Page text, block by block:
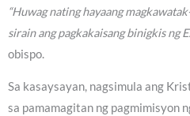
“Huwag nating hayaang
sirain ang pagkakaisang binigkis ng
obispo.
Sa kasaysayan, nagsimula ang
sa pamamagitan ng pagmimisyon